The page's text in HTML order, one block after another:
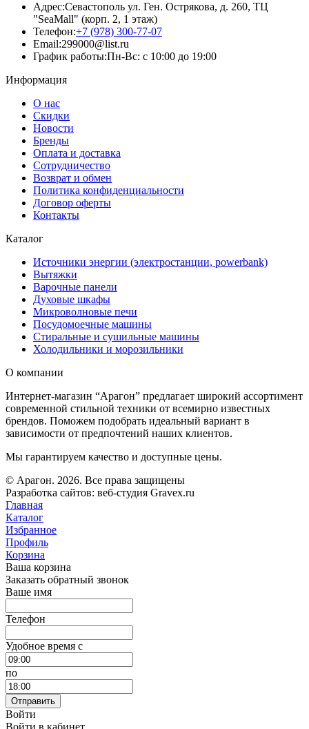
Адрес:Севастополь ул. Ген. Острякова, д. 260, ТЦ
"SeaMall" (корп. 2, 1 этаж)
Телефон:+7 (978) 300-77-07
Email:299000@list.ru
График работы:Пн-Вс: с 10:00 до 19:00
Информация
О нас
Скидки
Новости
Бренды
Оплата и доставка
Сотрудничество
Возврат и обмен
Политика конфиденциальности
Договор оферты
Контакты
Каталог
Источники энергии (электростанции, powerbank)
Вытяжки
Варочные панели
Духовые шкафы
Микроволновые печи
Посудомоечные машины
Стиральные и сушильные машины
Холодильники и морозильники
О компании
Интернет-магазин “Арагон” предлагает широкий ассортимент
современной стильной техники от всемирно известных
брендов. Поможем подобрать идеальный вариант в
зависимости от предпочтений наших клиентов.
Мы гарантируем качество и доступные цены.
© Арагон. 2026. Все права защищены
Разработка сайтов: веб-студия Gravex.ru
Главная
Каталог
Избранное
Профиль
Корзина
Ваша корзина
Заказать обратный звонок
Ваше имя
Телефон
Удобное время c
по
Отправить
Войти